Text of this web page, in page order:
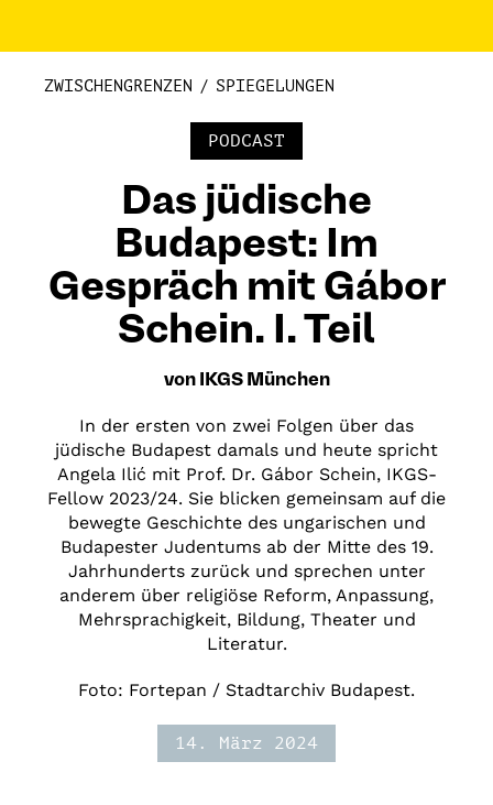
ZWISCHENGRENZEN SPIEGELUNGEN
PODCAST
Das jüdische
Budapest: Im
Gespräch mit Gábor
Schein. I. Teil
von IKGS München
In der ersten von zwei Folgen über das
jüdische Budapest damals und heute spricht
Angela Ilić mit Prof. Dr. Gábor Schein, IKGS-
Fellow 2023/24. Sie blicken gemeinsam auf die
bewegte Geschichte des ungarischen und
Budapester Judentums ab der Mitte des 19.
Jahrhunderts zurück und sprechen unter
anderem über religiöse Reform, Anpassung,
Mehrsprachigkeit, Bildung, Theater und
Literatur.
Foto: Fortepan / Stadtarchiv Budapest.
14. März 2024